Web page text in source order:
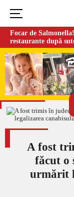
Focar de
restaurante după
A fost
făcut o
urmărit